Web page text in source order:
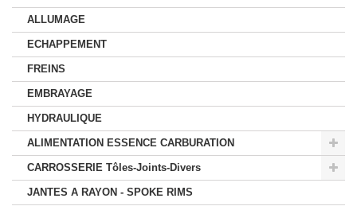
ALLUMAGE
ECHAPPEMENT
FREINS
EMBRAYAGE
HYDRAULIQUE
ALIMENTATION ESSENCE CARBURATION
CARROSSERIE Tôles-Joints-Divers
JANTES A RAYON - SPOKE RIMS